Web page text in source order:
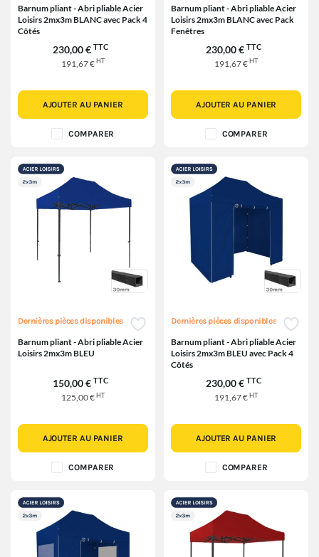
Barnum pliant - Abri pliable Acier
Loisirs 2mx3m BLANC avec Pack 4
Côtés
230,00 € TTC
191,67 € HT
AJOUTER AU PANIER
COMPARER
Barnum pliant - Abri pliable Acier
Loisirs 2mx3m BLANC avec Pack
Fenêtres
230,00 € TTC
191,67 €HT
AJOUTER AU PANIER
COMPARER
Dernières pièces disponibles
Barnum pliant - Abri pliable Acier
Loisirs 2mx3m BLEU
150,00 € TTC
125,00 €HT
AJOUTER AU PANIER
COMPARER
Dernières pièces disponibles
Barnum pliant - Abri pliable Acier
Loisirs 2mx3m BLEU avec Pack 4
Côtés
230,00 € TTC
191,67 €HT
AJOUTER AU PANIER
COMPARER